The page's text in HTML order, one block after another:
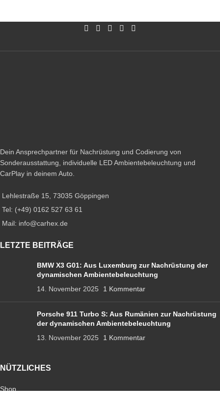
Dein Ansprechpartner für Nachrüstung und Codierung von
Sonderausstattung, individuelle LED Ambientebeleuchtung und
CarPlay in deinem Auto.
Lehlestraße 15, 73035 Göppingen
Tel: (+49) 0162 527 63 61
Mail: info@carhex.de
LETZTE BEITRÄGE
BMW X3 G01: Aus Luxemburg zur Nachrüstung der
dynamischen Ambientebeleuchtung
14. November 2025
1 Kommentar
Porsche 911 Turbo S: Aus Rumänien zur Nachrüstung
der dynamischen Ambientebeleuchtung
13. November 2025
1 Kommentar
NÜTZLICHES
Shop